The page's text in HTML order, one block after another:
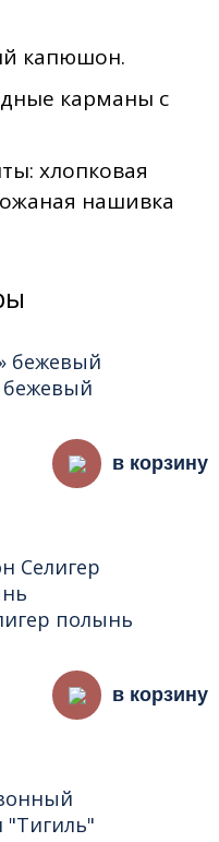
капюшон.
карманы с
хлопковая
нашивка
бежевый
в корзину
полынь
в корзину